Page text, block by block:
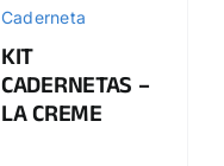
Caderneta
KIT
CADERNETAS –
LA CREME